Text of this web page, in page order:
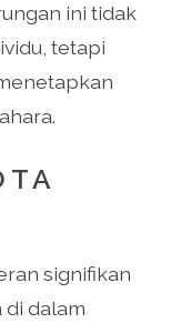
ini tidak
tetapi
signifikan
di dalam